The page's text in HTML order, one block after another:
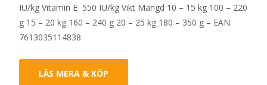
IU/kg Vitamin E 550 IU/kg Vikt Mängd 10 – 15 kg 100 – 220
g 15 – 20 kg 160 – 240 g 20 – 25 kg 180 – 350 g – EAN:
7613035114838
LÄS MERA & KÖP